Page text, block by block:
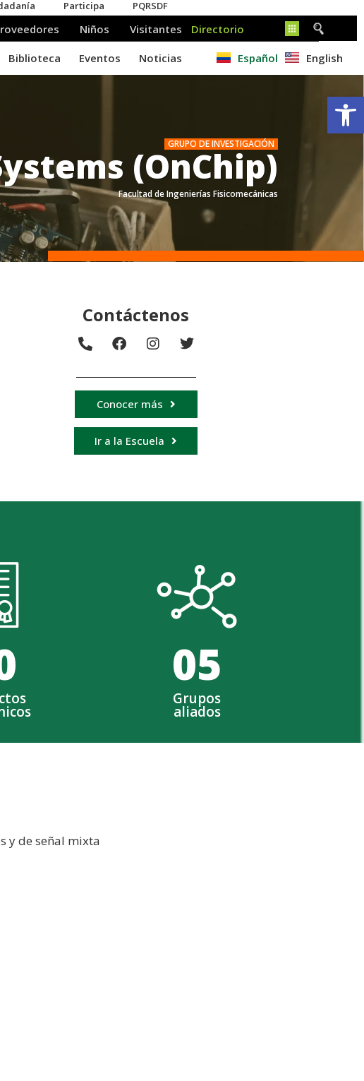
Español English
GRUPO DE INVESTIGACIÓN
(OnChip)
Facultad de Ingenierías Fisicomecánicas
.
Contáctenos
Conocer más
Ir a la Escuela
05
Grupos
aliados
y de señal mixta